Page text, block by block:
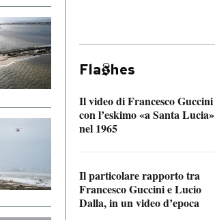
Fla hes
Il video di Francesco Guccini
con l’eskimo «a Santa Lucia»
nel 1965
Il particolare rapporto tra
Francesco Guccini e Lucio
Dalla, in un video d’epoca